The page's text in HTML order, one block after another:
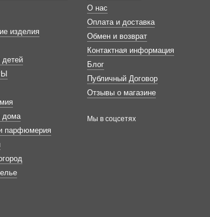
изделия
дома
парфюмерия
О нас
Оплата и доставка
Обмен и возврат
Контактная информация
Блог
Публичный Договор
Отзывы о магазине
Мы в соцсетях